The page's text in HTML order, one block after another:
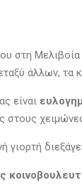
στη
άλλων, τα
είναι
στους
γιορτή